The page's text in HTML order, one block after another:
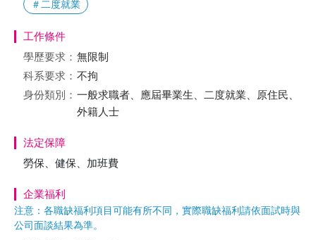
＃二度就業
工作條件
學歷要求： 無限制
科系要求： 不拘
身份類別： 一般求職者、應屆畢業生、二度就業、原住民、
外籍人士
法定保障
勞保、健保、加班費
企業福利
注意：各職缺福利項目可能有所不同，實際職缺福利請依面試時與
公司面談結果為準。